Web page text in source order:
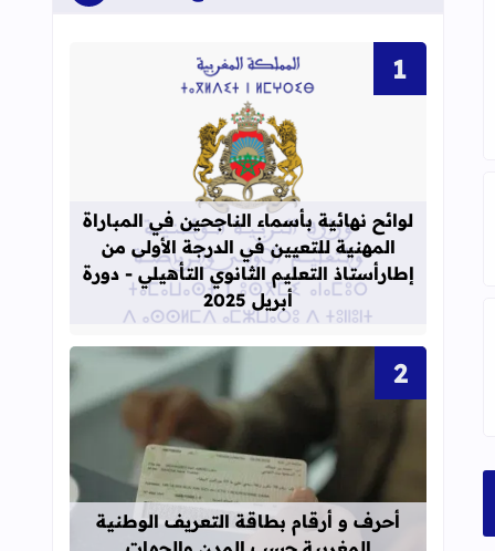
2022_2023
للمستوى الرابع للموسم الدراسي 2022 _2023
قراءة المزيد عن لوائح نهائية بأسماء
لوائح نهائية بأسماء الناجحين في المباراة
المهنية للتعيين في الدرجة الأولى من
إطارأستاذ التعليم الثانوي التأهيلي - دورة
أبريل 2025
قراءة المزيد عن أحرف و أرقام
أحرف و أرقام بطاقة التعريف الوطنية